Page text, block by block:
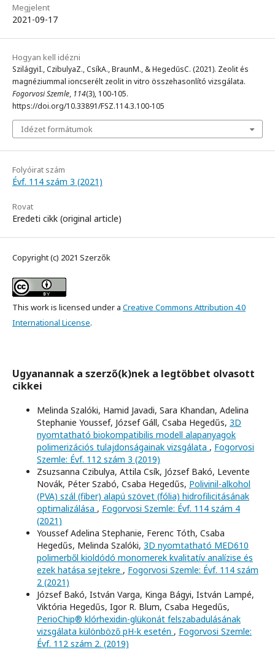
Megjelent
2021-09-17
Hogyan kell idézni
SzilágyiI., CzibulyaZ., CsíkA., BraunM., & HegedűsC. (2021). Zeolit és
magnéziummal ioncserélt zeolit in vitro összehasonlító vizsgálata.
Fogorvosi Szemle, 114(3), 100-105.
https://doi.org/10.33891/FSZ.114.3.100-105
Idézet formátumok
Folyóirat szám
Évf. 114 szám 3 (2021)
Rovat
Eredeti cikk (original article)
Copyright (c) 2021 Szerzők
This work is licensed under a Creative Commons Attribution 4.0
International License.
Ugyanannak a szerző(k)nek a legtöbbet olvasott
cikkei
Melinda Szalóki, Hamid Javadi, Sara Khandan, Adelina
Stephanie Youssef, József Gáll, Csaba Hegedűs, 3D
nyomtatható biokompatibilis modell alapanyagok
polimerizációs tulajdonságainak vizsgálata , Fogorvosi
Szemle: Évf. 112 szám 3 (2019)
Zsuzsanna Czibulya, Attila Csík, József Bakó, Levente
Novák, Péter Szabó, Csaba Hegedűs, Polivinil-alkohol
(PVA) szál (fiber) alapú szövet (fólia) hidrofilicitásának
optimalizálása , Fogorvosi Szemle: Évf. 114 szám 4
(2021)
Youssef Adelina Stephanie, Ferenc Tóth, Csaba
Hegedűs, Melinda Szalóki, 3D nyomtatható MED610
polimerből kioldódó monomerek kvalitatív analízise és
ezek hatása sejtekre , Fogorvosi Szemle: Évf. 114 szám
2 (2021)
József Bakó, István Varga, Kinga Bágyi, István Lampé,
Viktória Hegedűs, Igor R. Blum, Csaba Hegedűs,
PerioChip® klórhexidin-glükonát felszabadulásának
vizsgálata különböző pH-k esetén , Fogorvosi Szemle:
Évf. 112 szám 2. (2019)